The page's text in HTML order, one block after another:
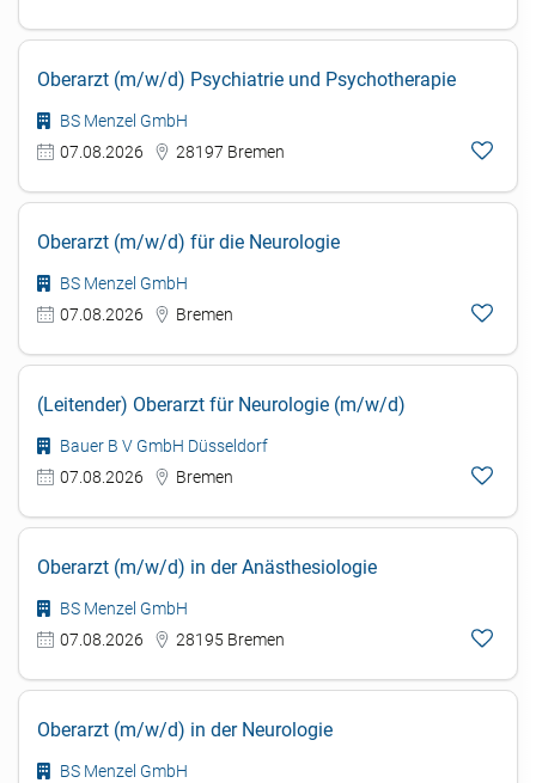
Oberarzt (m/w/d) Psychiatrie und Psychotherapie
BS Menzel GmbH
07.08.2026
28197 Bremen
Oberarzt (m/w/d) für die Neurologie
BS Menzel GmbH
07.08.2026
Bremen
(Leitender) Oberarzt für Neurologie (m/w/d)
Bauer B V GmbH Düsseldorf
07.08.2026
Bremen
Oberarzt (m/w/d) in der Anästhesiologie
BS Menzel GmbH
07.08.2026
28195 Bremen
Oberarzt (m/w/d) in der Neurologie
BS Menzel GmbH